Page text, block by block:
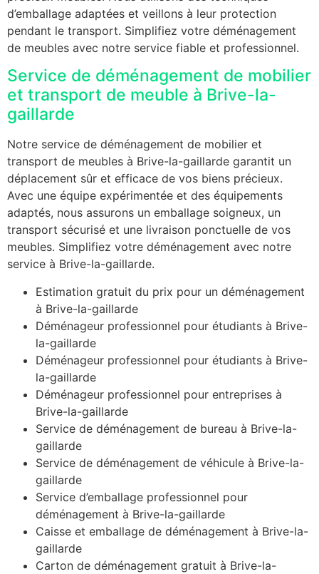
d’emballage adaptées et veillons à leur protection
pendant le transport. Simplifiez votre déménagement
de meubles avec notre service fiable et professionnel.
Service de déménagement de mobilier
et transport de meuble à Brive-la-
gaillarde
Notre service de déménagement de mobilier et
transport de meubles à Brive-la-gaillarde garantit un
déplacement sûr et efficace de vos biens précieux.
Avec une équipe expérimentée et des équipements
adaptés, nous assurons un emballage soigneux, un
transport sécurisé et une livraison ponctuelle de vos
meubles. Simplifiez votre déménagement avec notre
service à Brive-la-gaillarde.
Estimation gratuit du prix pour un déménagement
à Brive-la-gaillarde
Déménageur professionnel pour étudiants à Brive-
la-gaillarde
Déménageur professionnel pour étudiants à Brive-
la-gaillarde
Déménageur professionnel pour entreprises à
Brive-la-gaillarde
Service de déménagement de bureau à Brive-la-
gaillarde
Service de déménagement de véhicule à Brive-la-
gaillarde
Service d’emballage professionnel pour
déménagement à Brive-la-gaillarde
Caisse et emballage de déménagement à Brive-la-
gaillarde
Carton de déménagement gratuit à Brive-la-